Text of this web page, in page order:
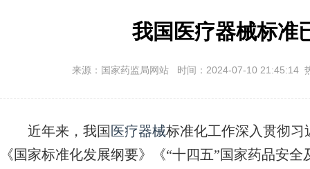
我国医疗器械标准
来源：国家药监局网站 时间：2024-07-10 21:45:14
近年来，我国 医疗器械标准化工作深入贯彻习
《国家标准化发展纲要》《“十四五”国家药品安